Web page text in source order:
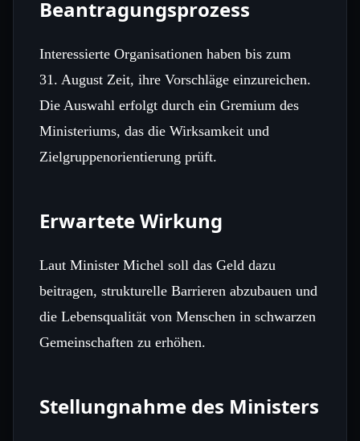
Beantragungsprozess
Interessierte Organisationen haben bis zum
31. August Zeit, ihre Vorschläge einzureichen.
Die Auswahl erfolgt durch ein Gremium des
Ministeriums, das die Wirksamkeit und
Zielgruppenorientierung prüft.
Erwartete Wirkung
Laut Minister Michel soll das Geld dazu
beitragen, strukturelle Barrieren abzubauen und
die Lebensqualität von Menschen in schwarzen
Gemeinschaften zu erhöhen.
Stellungnahme des Ministers